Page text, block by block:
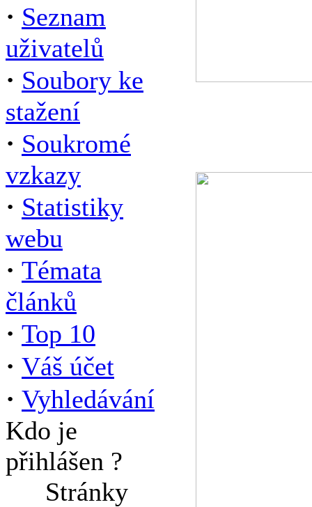
· Seznam
uživatelů
· Soubory ke
stažení
· Soukromé
vzkazy
· Statistiky
webu
· Témata
článků
· Top 10
· Váš účet
· Vyhledávání
Kdo je
přihlášen ?
Stránky